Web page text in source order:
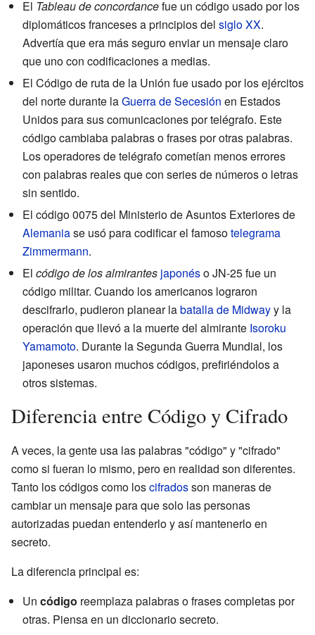
El Tableau de concordancefue un código usado por los
diplomáticos franceses a principios del siglo XX.
Advertía que era más seguro enviar un mensaje claro
que uno con codificaciones a medias.
El Código de ruta de la Unión fue usado por los ejércitos
del norte durante laGuerra de Secesión en Estados
Unidos para sus comunicaciones por telégrafo. Este
código cambiaba palabras o frases por otras palabras.
Los operadores de telégrafo cometían menos errores
con palabras reales que con series de números o letras
sin sentido.
El código 0075 del Ministerio de Asuntos Exteriores de
Alemaniase usó para codificar el famosotelegrama
Zimmermann.
El código de los almirantes japonéso JN-25 fue un
código militar. Cuando los americanos lograron
descifrarlo, pudieron planear labatalla de Midwayy la
operación que llevó a la muerte del almirante Isoroku
Yamamoto. Durante la Segunda Guerra Mundial, los
japoneses usaron muchos códigos, prefiriéndolos a
otros sistemas.
Diferencia entre Código y Cifrado
A veces, la gente usa las palabras "código" y "cifrado"
como si fueran lo mismo, pero en realidad son diferentes.
Tanto los códigos como loscifradosson maneras de
cambiar un mensaje para que solo las personas
autorizadas puedan entenderlo y así mantenerlo en
secreto.
La diferencia principal es:
Un código reemplaza palabras o frases completas por
otras. Piensa en un diccionario secreto.